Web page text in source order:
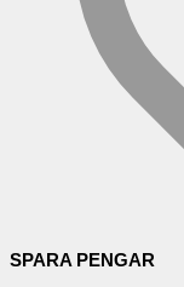
SPARA PENGAR